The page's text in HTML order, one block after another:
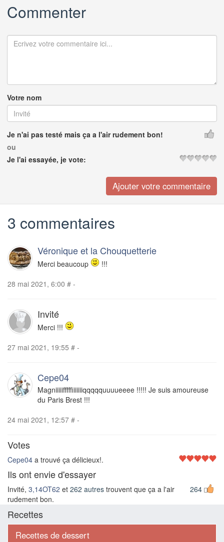
Commenter
Votre nom
Je n'ai pas testé mais ça a l'air rudement bon!
ou
Je l'ai essayée, je vote:
3 commentaires
Véronique et la Chouquetterie
Merci beaucoup
!!!
28 mai 2021, 6:00 # -
Invité
Merci !!!
27 mai 2021, 19:55 # -
Cepe04
Magniiiiifffffiiiiiiiqqqqquuuueeee !!!!! Je suis amoureuse
du Paris Brest !!!
24 mai 2021, 12:57 # -
Votes
Cepe04 a trouvé ça délicieux!.
Ils ont envie d'essayer
264
Invité, 3,14OT62 et 262 autres trouvent que ça a l'air
rudement bon.
Recettes
Recettes de dessert